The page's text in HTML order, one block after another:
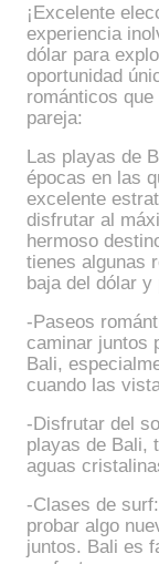
¡Excelente
experiencia
dólar para
oportunidad
románticos
pareja:
Las playas de
épocas en las
excelente
disfrutar al
hermoso
tienes algunas
baja del dólar
-Paseos
caminar juntos
Bali,
cuando las
-Disfrutar del
playas de Bali,
aguas
-Clases de
probar algo
juntos. Bali es